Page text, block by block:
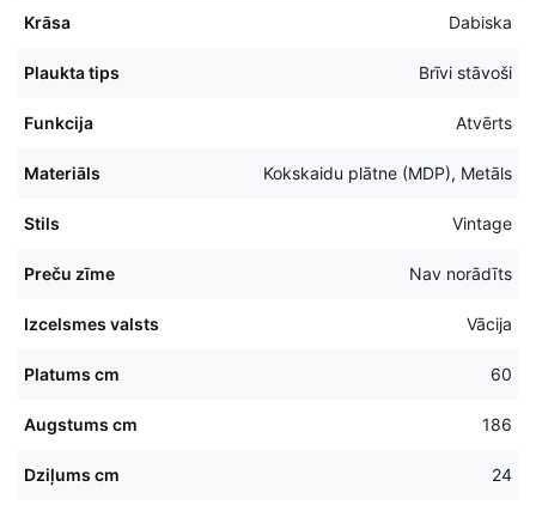
Krāsa Dabiska
Plaukta tips Brīvi stāvoši
Funkcija Atvērts
Materiāls Kokskaidu plātne (MDP), Metāls
Stils Vintage
Preču zīme Nav norādīts
Izcelsmes valsts Vācija
Platums cm 60
Augstums cm 186
Dziļums cm 24